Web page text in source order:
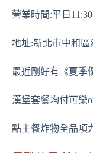
營業時間:平日
地址:新北市中和區
最近剛好有《夏季
漢堡套餐均付可樂
點主餐炸物全品項